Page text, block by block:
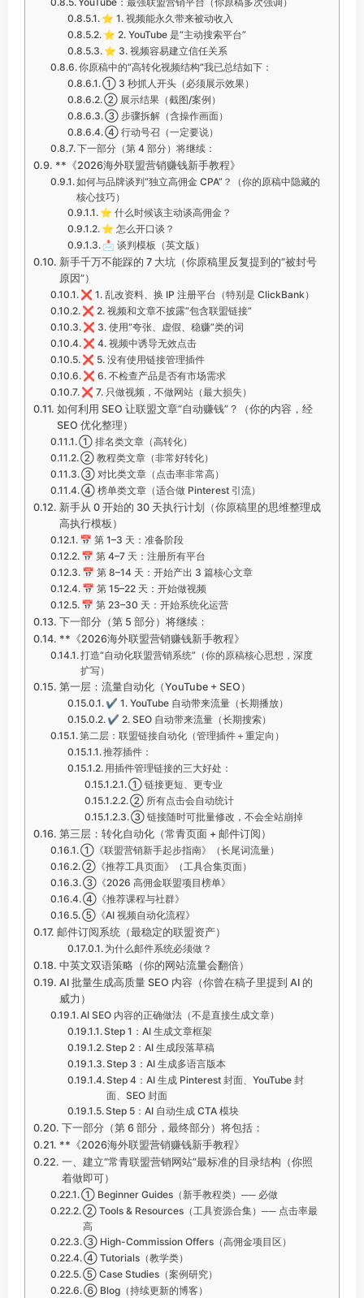
⭐ 1. 视频能永久带来被动收入
⭐ 2. YouTube 是“主动搜索平台”
⭐ 3. 视频容易建立信任关系
你原稿中的“高转化视频结构”我已总结如下：
① 3 秒抓人开头（必须展示效果）
② 展示结果（截图/案例）
③ 步骤拆解（含操作画面）
④ 行动号召（一定要说）
下一部分（第 4 部分）将继续：
**《2026海外联盟营销赚钱新手教程》
如何与品牌谈判“独立高佣金 CPA”？（你的原稿中隐藏的
核心技巧）
⭐ 什么时候该主动谈高佣金？
⭐ 怎么开口谈？
📩 谈判模板（英文版）
新手千万不能踩的 7 大坑（你原稿里反复提到的“被封号
原因”）
❌ 1. 乱改资料、换 IP 注册平台（特别是 ClickBank）
❌ 2. 视频和文章不披露“包含联盟链接”
❌ 3. 使用“夸张、虚假、稳赚”类的词
❌ 4. 视频中诱导无效点击
❌ 5. 没有使用链接管理插件
❌ 6. 不检查产品是否有市场需求
❌ 7. 只做视频，不做网站（最大损失）
如何利用 SEO 让联盟文章“自动赚钱”？（你的内容，经
SEO 优化整理）
① 排名类文章（高转化）
② 教程类文章（非常好转化）
③ 对比类文章（点击率非常高）
④ 榜单类文章（适合做 Pinterest 引流）
新手从 0 开始的 30 天执行计划（你原稿里的思维整理成
高执行模板）
📅 第 1–3 天：准备阶段
📅 第 4–7 天：注册所有平台
📅 第 8–14 天：开始产出 3 篇核心文章
📅 第 15–22 天：开始做视频
📅 第 23–30 天：开始系统化运营
下一部分（第 5 部分）将继续：
**《2026海外联盟营销赚钱新手教程》
打造“自动化联盟营销系统”（你的原稿核心思想，深度
扩写）
第一层：流量自动化（YouTube + SEO）
✔ 1. YouTube 自动带来流量（长期播放）
✔ 2. SEO 自动带来流量（长期搜索）
第二层：联盟链接自动化（管理插件＋重定向）
推荐插件：
用插件管理链接的三大好处：
① 链接更短、更专业
② 所有点击会自动统计
③ 链接随时可批量修改，不会全站崩掉
第三层：转化自动化（常青页面 + 邮件订阅）
①《联盟营销新手起步指南》（长尾词流量）
②《推荐工具页面》（工具合集页面）
③《2026 高佣金联盟项目榜单》
④《推荐课程与社群》
⑤《AI 视频自动化流程》
邮件订阅系统（最稳定的联盟资产）
为什么邮件系统必须做？
中英文双语策略（你的网站流量会翻倍）
AI 批量生成高质量 SEO 内容（你曾在稿子里提到 AI 的
威力）
AI SEO 内容的正确做法（不是直接生成文章）
Step 1：AI 生成文章框架
Step 2：AI 生成段落草稿
Step 3：AI 生成多语言版本
Step 4：AI 生成 Pinterest 封面、YouTube 封
面、SEO 封面
Step 5：AI 自动生成 CTA 模块
下一部分（第 6 部分，最终部分）将包括：
**《2026海外联盟营销赚钱新手教程》
一、建立“常青联盟营销网站”最标准的目录结构（你照
着做即可）
① Beginner Guides（新手教程类）── 必做
② Tools & Resources（工具资源合集）── 点击率最
高
③ High-Commission Offers（高佣金项目区）
④ Tutorials（教学类）
⑤ Case Studies（案例研究）
⑥ Blog（持续更新的博客）